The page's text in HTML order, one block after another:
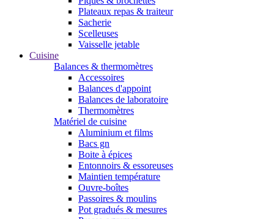
Plateaux repas & traiteur
Sacherie
Scelleuses
Vaisselle jetable
Cuisine
Balances & thermomètres
Accessoires
Balances d'appoint
Balances de laboratoire
Thermomètres
Matériel de cuisine
Aluminium et films
Bacs gn
Boite à épices
Entonnoirs & essoreuses
Maintien température
Ouvre-boîtes
Passoires & moulins
Pot gradués & mesures